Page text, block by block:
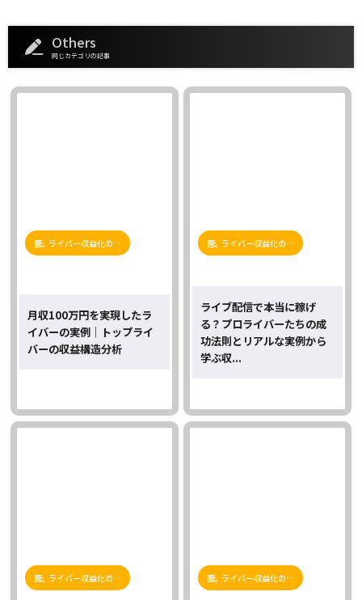
Others
同じカテゴリの記事
ライバー収益化の…
月収100万円を実現したラ
イバーの実例｜トップライ
バーの収益構造分析
ライバー収益化の…
ライブ配信で本当に稼げ
る？プロライバーたちの成
功法則とリアルな実例から
学ぶ収...
ライバー収益化の… ライバー収益化の…